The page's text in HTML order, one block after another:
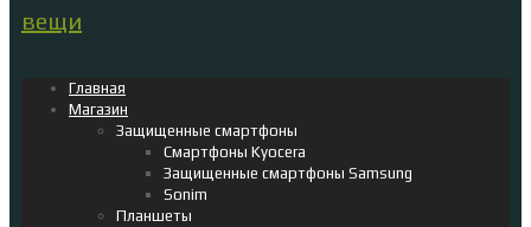
Главная
Магазин
Защищенные смартфоны
Смартфоны Kyocera
Защищенные смартфоны Samsung
Sonim
Планшеты